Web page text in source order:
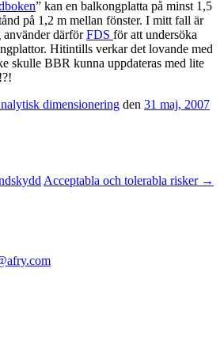
” kan en balkongplatta på minst 1,5
på 1,2 m mellan fönster. I mitt fall är
därförFDS för att undersöka
Hitintills verkar det lovande med
skulle BBR kunna uppdateras med lite
dimensionering den 31 maj, 2007
Acceptabla och tolerabla risker →